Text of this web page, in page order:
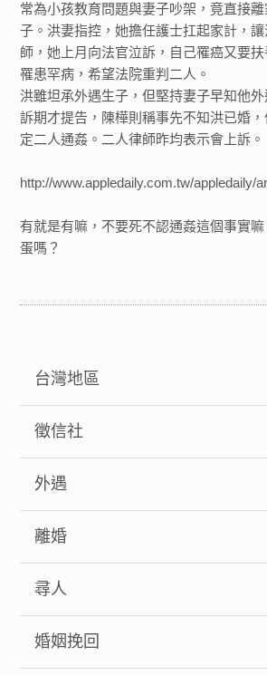
台灣地區
徵信社
外遇
離婚
尋人
婚姻挽回
常為小孩教育問題與妻子吵架，竟直接
子。洪妻指控，她擔任護士扛起家計，
師，她上月向法官泣訴，自己罹癌又要
罹患罕病，希望法院重判二人。
洪雖坦承外遇生子，但堅持妻子早知他
訴期才提告，陳樺則稱事先不知洪已婚
定二人通姦。二人律師昨均表示會上訴。
http://www.appledaily.com.tw/appledaily/
有就是有嘛，不要死不認通姦這個事實
蛋嗎？